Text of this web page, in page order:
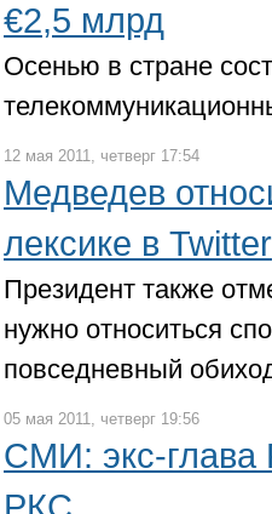
€2,5 млрд
Осенью в стране
12 мая 2011, четверг 17:54
Медведев
лексике в Twitter
Президент также
нужно относиться
повседневный
05 мая 2011, четверг 19:56
СМИ: экс-глава